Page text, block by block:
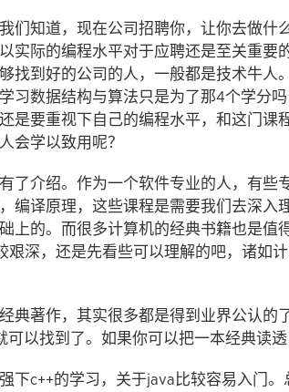
们知道，现在公司招聘你，让你去做什
实际的编程水平对于应聘还是至关重要
找到好的公司的人，一般都是技术牛人
习数据结构与算法只是为了那4个学分
是要重视下自己的编程水平，和这门课
会学以致用呢？
了介绍。作为一个软件专业的人，有些
编译原理，这些课程是需要我们去深入
上的。而很多计算机的经典书籍也是值
艰深，还是先看些可以理解的吧，诸如
典著作，其实很多都是得到业界公认的
可以找到了。如果你可以把一本经典读
下c++的学习，关于java比较容易入门